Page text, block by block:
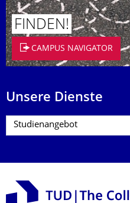
FINDEN!
CAMPUS NAVIGATOR
Unsere Dienste